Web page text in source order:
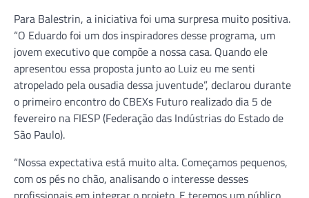
Para Balestrin, a iniciativa foi uma surpresa muito positiva.
“O Eduardo foi um dos inspiradores desse programa, um
jovem executivo que compõe a nossa casa. Quando ele
apresentou essa proposta junto ao Luiz eu me senti
atropelado pela ousadia dessa juventude”, declarou durante
o primeiro encontro do CBEXs Futuro realizado dia 5 de
fevereiro na FIESP (Federação das Indústrias do Estado de
São Paulo).
“Nossa expectativa está muito alta. Começamos pequenos,
com os pés no chão, analisando o interesse desses